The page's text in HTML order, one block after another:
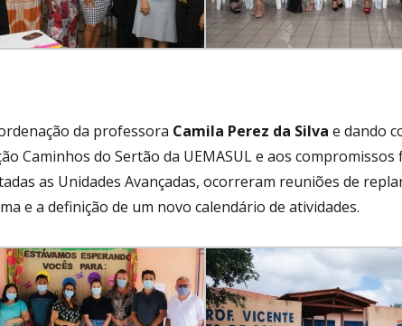
da professora Camila Perez da Silva e dando
Caminhos do Sertão da UEMASUL e aos
as Unidades Avançadas, ocorreram reuniões de
e a definição de um novo calendário de atividades.